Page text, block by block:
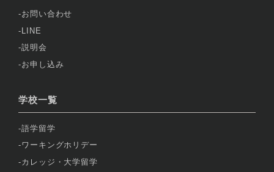
お問い合わせ
LINE
説明会
お申し込み
学校一覧
語学留学
ワーキングホリデー
カレッジ・大学留学